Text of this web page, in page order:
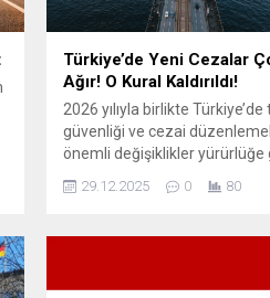
Türkiye’de Yeni Cezalar
Ağır! O Kural Kaldırıldı!
2026 yılıyla birlikte
güvenliği ve cezai
önemli değişiklikler yürürlüğe
İçişleri Bakanı Ali Yerlikaya’nın
açıklamalarına göre, yeni trafik
artırmak, kazaları azaltmak
hedefleniyor. Yeni Trafik
29.12.2025 0 80